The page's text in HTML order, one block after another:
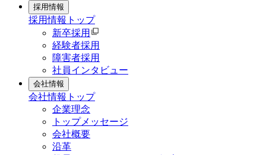
採用情報
採用情報 トップ
新卒採用
経験者採用
障害者採用
社員インタビュー
会社情報
会社情報 トップ
企業理念
トップメッセージ
会社概要
沿革